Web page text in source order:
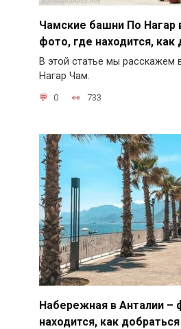
Чамские башни По Нагар
фото, где находится, как
В этой статье мы расскажем
Нагар Чам.
0 733
Набережная в Анталии –
находится, как добраться